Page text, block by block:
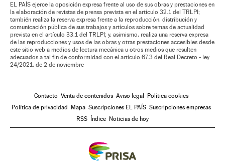
EL PAÍS ejerce la oposición expresa frente al uso de sus obras y prestaciones en
la elaboración de revistas de prensa prevista en el artículo 32.1 del TRLPI;
también realiza la reserva expresa frente a la reproducción, distribución y
comunicación pública de sus trabajos y artículos sobre temas de actualidad
prevista en el artículo 33.1 del TRLPI; y, asimismo, realiza una reserva expresa
de las reproducciones y usos de las obras y otras prestaciones accesibles desde
este sitio web a medios de lectura mecánica u otros medios que resulten
adecuados a tal fin de conformidad con el artículo 67.3 del Real Decreto - ley
24/2021, de 2 de noviembre
Contacto Venta de contenidos Aviso legal Política cookies
Política de privacidad Mapa Suscripciones EL PAÍS Suscripciones empresas
RSS Índice Noticias de hoy